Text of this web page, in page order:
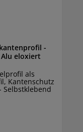
-
selbstklebend - 24 x 10 mm - Alu eloxiert
als
Kantenschutz
Selbstklebend